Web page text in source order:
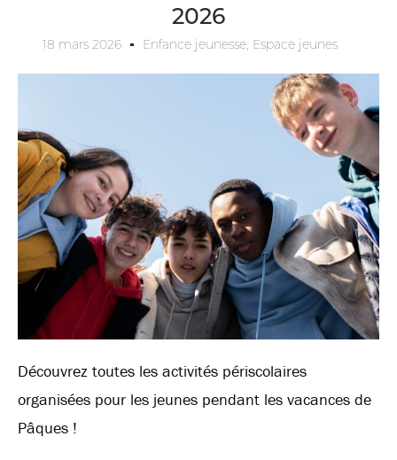
2026
18 mars 2026 Enfance jeunesse, Espace jeunes
Découvrez toutes les activités périscolaires
organisées pour les jeunes pendant les vacances de
Pâques !